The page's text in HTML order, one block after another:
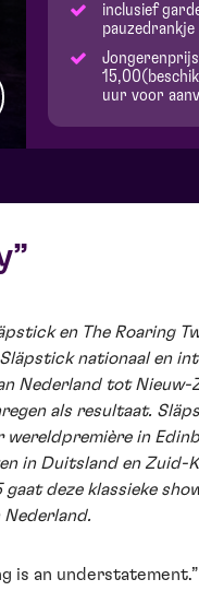
inclusief
pauzedrankje
uur voor
en The Roaring
nationaal en
Nederland tot Nieuw-
als resultaat.
wereldpremière in
in Duitsland en Zuid-
deze klassieke
is an understatement.”